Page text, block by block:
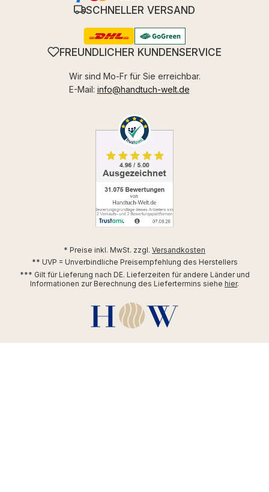
SCHNELLER VERSAND
FREUNDLICHER KUNDENSERVICE
Wir sind Mo-Fr für Sie erreichbar.
E-Mail: info@handtuch-welt.de
* Preise inkl. MwSt. zzgl. Versandkosten
** UVP = Unverbindliche Preisempfehlung des Herstellers
*** Gilt für Lieferung nach DE. Lieferzeiten für andere Länder und
Informationen zur Berechnung des Liefertermins siehe hier.